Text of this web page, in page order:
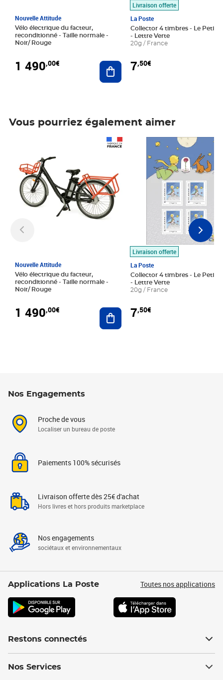
Nouvelle Attitude
Vélo électrique du facteur,
reconditionné - Taille normale -
Noir/ Rouge
1 490,00€ Ajouter au panier
Livraison offerte
La Poste
Collector 4 timbres - Le Petit
- Lettre Verte
20g / France
7,50€
Vous pourriez également aimer
Nouvelle Attitude
Vélo électrique du facteur,
reconditionné - Taille normale -
Noir/ Rouge
1 490,00€ Ajouter au panier
Livraison offerte
La Poste
Collector 4 timbres - Le Petit
- Lettre Verte
20g / France
7,50€
Prix 7,50€
Nos Engagements
Proche de vous
Localiser un bureau de poste
Paiements 100% sécurisés
Livraison offerte dès 25€ d'achat
Hors livres et hors produits marketplace
Nos engagements
sociétaux et environnementaux
Applications La Poste Toutes nos applications
Restons connectés
Nos Services